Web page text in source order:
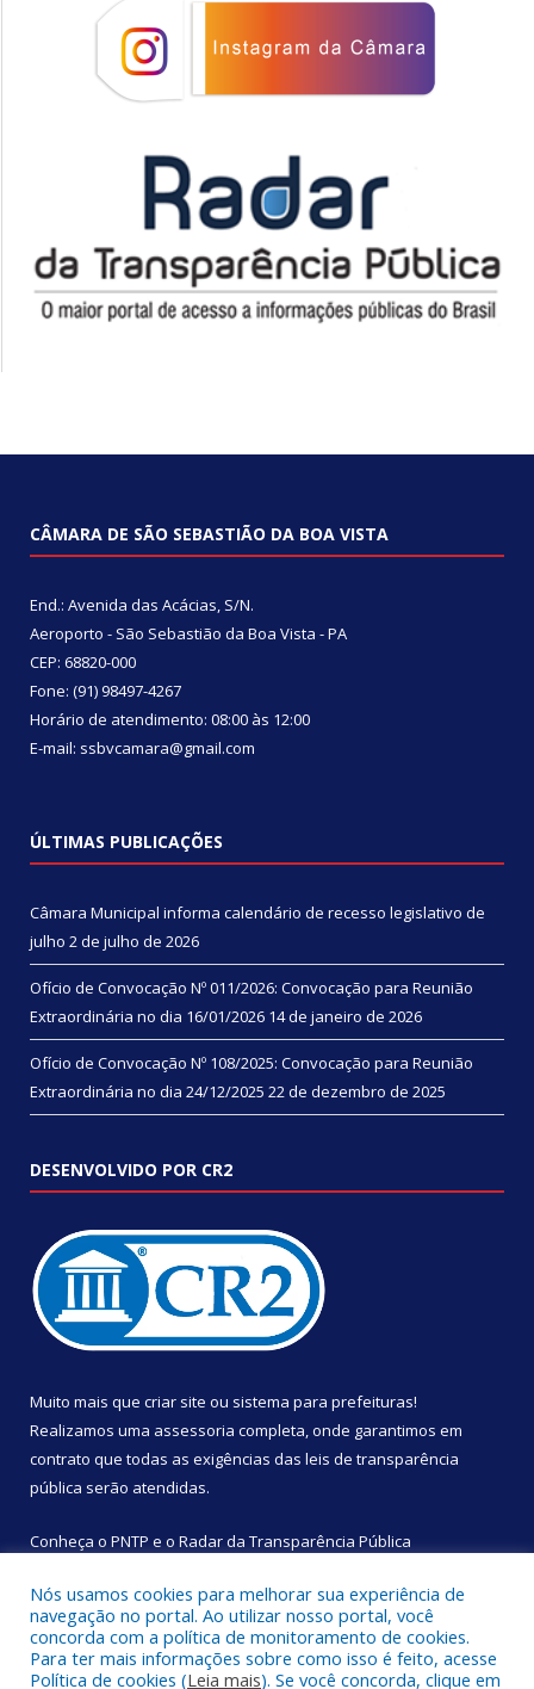
CÂMARA DE SÃO SEBASTIÃO DA BOA VISTA
End.: Avenida das Acácias, S/N.
Aeroporto - São Sebastião da Boa Vista - PA
CEP: 68820-000
Fone: (91) 98497-4267
Horário de atendimento: 08:00 às 12:00
E-mail: ssbvcamara@gmail.com
ÚLTIMAS PUBLICAÇÕES
Câmara Municipal informa calendário de recesso legislativo de
julho 2 de julho de 2026
Ofício de Convocação Nº 011/2026: Convocação para Reunião
Extraordinária no dia 16/01/2026 14 de janeiro de 2026
Ofício de Convocação Nº 108/2025: Convocação para Reunião
Extraordinária no dia 24/12/2025 22 de dezembro de 2025
DESENVOLVIDO POR CR2
Muito mais que criar site ou sistema para prefeituras!
Realizamos uma assessoria completa, onde garantimos em
contrato que todas as exigências das leis de transparência
pública serão atendidas.
Conheça o PNTP e o Radar da Transparência Pública
Todos os direitos reservados a Câmara Municipal de São
Nós usamos cookies para melhorar sua experiência de
navegação no portal. Ao utilizar nosso portal, você
concorda com a política de monitoramento de cookies.
Para ter mais informações sobre como isso é feito, acesse
Política de cookies (Leia mais). Se você concorda, clique em